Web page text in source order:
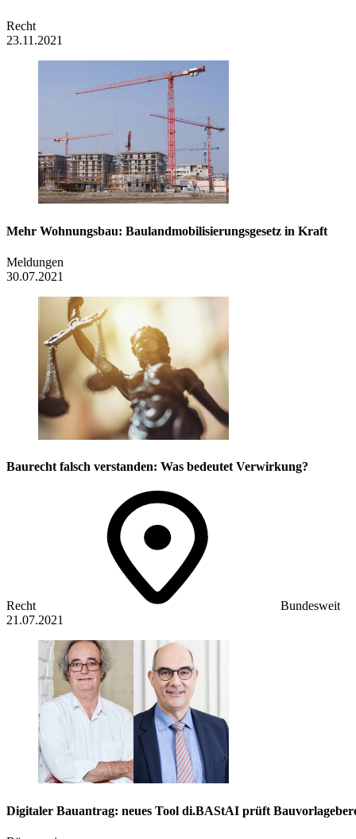
Recht
23.11.2021
Mehr Wohnungsbau: Baulandmobilisierungsgesetz in Kraft
Meldungen
30.07.2021
Baurecht falsch verstanden: Was bedeutet Verwirkung?
Recht
Bundesweit
21.07.2021
Digitaler Bauantrag: neues Tool di.BAStAI prüft